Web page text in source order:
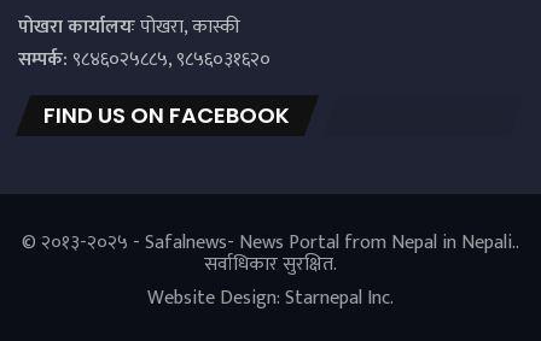
पाेखरा कार्यालयःपोखरा, कास्की
सम्पर्क:९८४६०२५८८५, ९८५६०३१६२०
FIND US ON FACEBOOK
© २०१३-२०२५ - Safalnews- News Portal from Nepal in Nepali..
सर्वाधिकार सुरक्षित.
Website Design:Starnepal Inc.